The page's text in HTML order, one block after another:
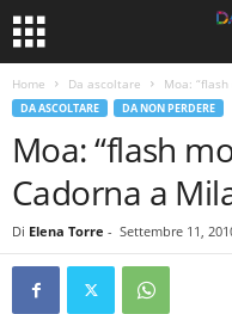
Home Da ascoltare Moa:
DA ASCOLTARE DA NON PERDERE
Moa: “flash
Cadorna a
Di Elena Torre - Settembre 11,